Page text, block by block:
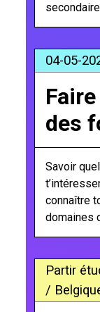
04-05-
des
Savoir
connaître
domaines
Partir
/